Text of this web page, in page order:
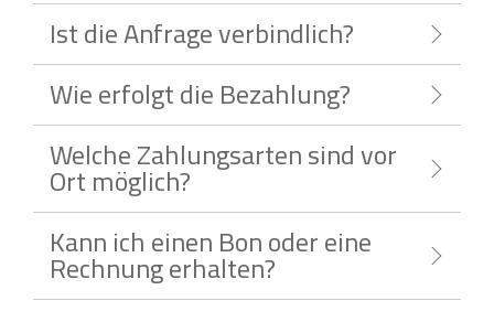
Ist die Anfrage verbindlich?
Wie erfolgt die Bezahlung?
Welche Zahlungsarten sind vor
Ort möglich?
Kann ich einen Bon oder eine
Rechnung erhalten?